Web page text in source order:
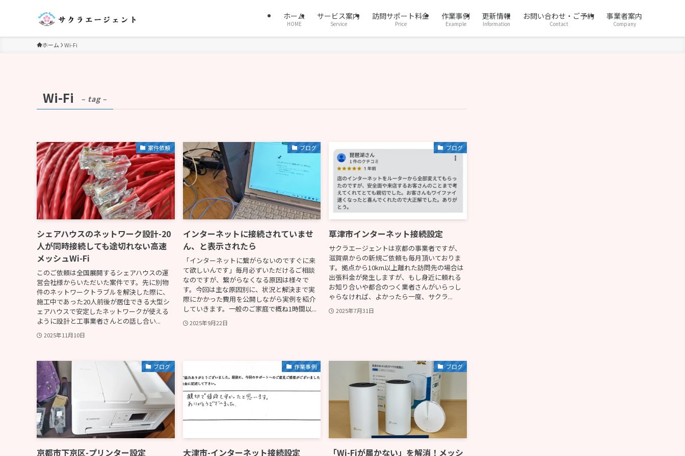
ホーム
HOME
サービス案内
Service
訪問サポート料金
Price
作業事例
Example
更新情報
Information
お問い合わせ・ご予約
Contact
事業者案内
Company
ホーム Wi-Fi
Wi-Fi – tag –
案件依頼
シェアハウスのネットワーク設計-20
人が同時接続しても途切れない高速
メッシュWi-Fi
このご依頼は全国展開するシェアハウスの運
営会社様からいただいた案件です。先に別物
件のネットワークトラブルを解決した際に、
施工中であった20人前後が居住できる大型シ
ェアハウスで安定したネットワークが使える
ように設計と工事業者さんとの話し合い...
2025年11月10日
ブログ
インターネットに接続されていませ
ん、と表示されたら
「インターネットに繋がらないのですぐに来
て欲しいんです」毎月必ずいただけるご相談
なのですが、繋がらなくなる原因は様々で
す。今回は主な原因別に、状況と解決まで実
際にかかった費用を公開しながら実例を紹介
していきます。一般のご家庭で概ね1時間以...
2025年9月22日
ブログ
草津市インターネット接続設定
サクラエージェントは京都の事業者ですが、
滋賀県からの新規ご依頼も毎月頂いておりま
す。拠点から10km以上離れた訪問先の場合は
出張料金が発生しますが、もし身近に頼れる
お知り合いや都合のつく業者さんがいらっし
ゃらなければ、よかったら一度、サクラ...
2025年7月31日
ブログ
京都市下京区-プリンター設定
作業事例
大津市-インターネット接続設定
ブログ
「Wi-Fiが届かない」を解消！メッシ